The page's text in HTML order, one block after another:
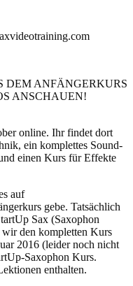
DEM ANFÄNGERKURS
ANSCHAUEN!
online. Ihr findet dort
ein komplettes Sound-
einen Kurs für Effekte
auf
gebe. Tatsächlich
Sax (Saxophon
den kompletten Kurs
2016 (leider noch nicht
Saxophon Kurs.
enthalten.